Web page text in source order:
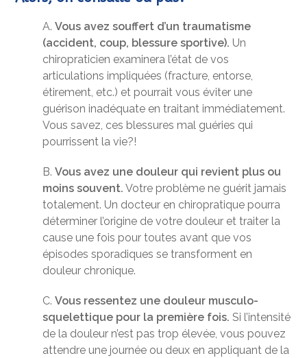
A.Vous avez souffert d’un traumatisme
(accident, coup, blessure sportive). Un
chiropraticien examinera l’état de vos
articulations impliquées (fracture, entorse,
étirement, etc.) et pourrait vous éviter une
guérison inadéquate en traitant immédiatement.
Vous savez, ces blessures mal guéries qui
pourrissent la vie?!
B.Vous avez une douleur qui revient plus ou
moins souvent. Votre problème ne guérit jamais
totalement. Un docteur en chiropratique pourra
déterminer l’origine de votre douleur et traiter la
cause une fois pour toutes avant que vos
épisodes sporadiques se transforment en
douleur chronique.
C.Vous ressentez une douleur musculo-
squelettique pour la première fois. Si l’intensité
de la douleur n’est pas trop élevée, vous pouvez
attendre une journée ou deux en appliquant de la